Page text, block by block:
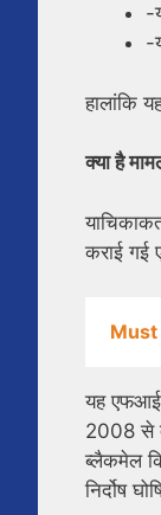
-
-
हालांकि
क्या है
कराई गई
Must
यह
2008 से
ब्लैकमेल
निर्दोष